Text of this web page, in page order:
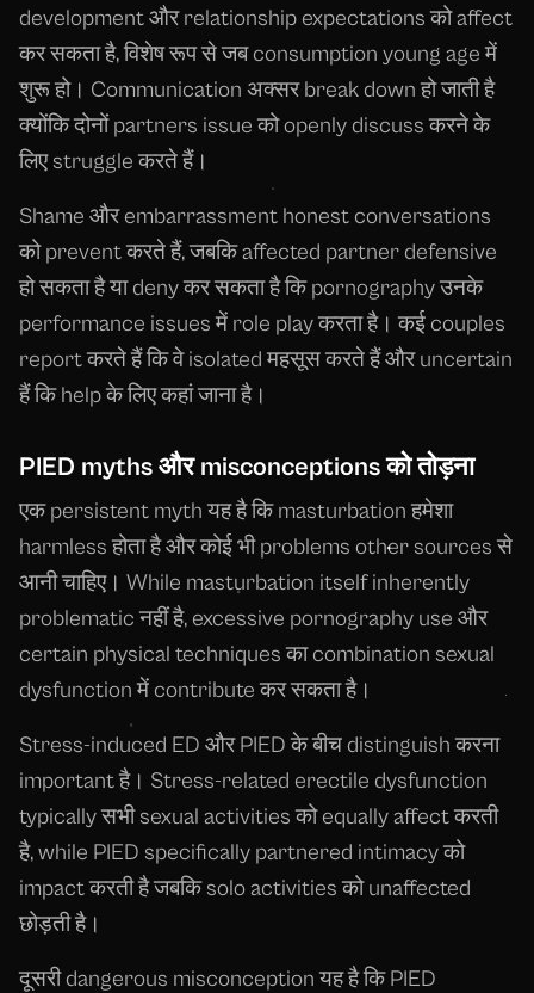
development और relationship expectations को affect
कर सकता है, विशेष रूप से जब consumption young age में
शुरू हो। Communication अक्सर break down हो जाती है
क्योंकि दोनों partners issue को openly discuss करने के
लिए struggle करते हैं।
Shame और embarrassment honest conversations
को prevent करते हैं, जबकि affected partner defensive
हो सकता है या deny कर सकता है कि pornography उनके
performance issues में role play करता है। कई couples
report करते हैं कि वे isolated महसूस करते हैं और uncertain
हैं कि help के लिए कहां जाना है।
PIED myths और misconceptions को तोड़ना
एक persistent myth यह है कि masturbation हमेशा
harmless होता है और कोई भी problems other sources से
आनी चाहिए। While masturbation itself inherently
problematic नहीं है, excessive pornography use और
certain physical techniques का combination sexual
dysfunction में contribute कर सकता है।
Stress-induced ED और PIED के बीच distinguish करना
important है। Stress-related erectile dysfunction
typically सभी sexual activities को equally affect करती
है, while PIED specifically partnered intimacy को
impact करती है जबकि solo activities को unaffected
छोड़ती है।
दूसरी dangerous misconception यह है कि PIED